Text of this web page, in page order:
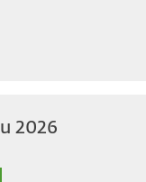
2026